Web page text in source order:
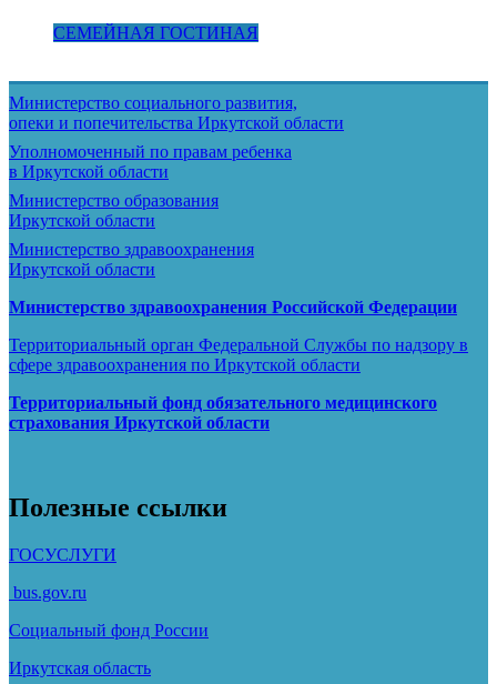
СЕМЕЙНАЯ ГОСТИНАЯ
Министерство социального развития,
опеки и попечительства Иркутской области
Уполномоченный по правам ребенка
в Иркутской области
Министерство образования
Иркутской области
Министерство здравоохранения
Иркутской области
Министерство здравоохранения Росcийской Федерации
Территориальный орган Федеральной Службы по надзору в
сфере здравоохранения по Иркутской области
Территориальный фонд обязательного медицинского
страхования Иркутской области
Полезные ссылки
ГОСУСЛУГИ
bus.gov.ru
Социальный фонд России
Иркутская область